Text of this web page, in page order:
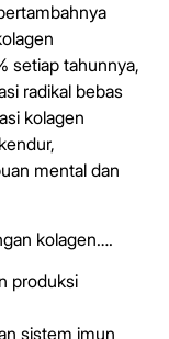
setiap tahunnya,
radikal bebas
kolagen
mental dan
kolagen….
produksi
sistem imun